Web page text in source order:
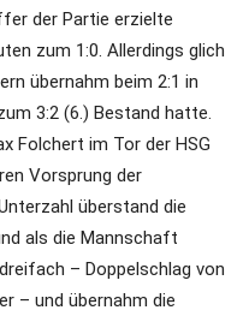
der Partie erzielte
zum 1:0. Allerdings glich
übernahm beim 2:1 in
3:2 (6.) Bestand hatte.
Folchert im Tor der HSG
Vorsprung der
überstand die
als die Mannschaft
– Doppelschlag von
– und übernahm die